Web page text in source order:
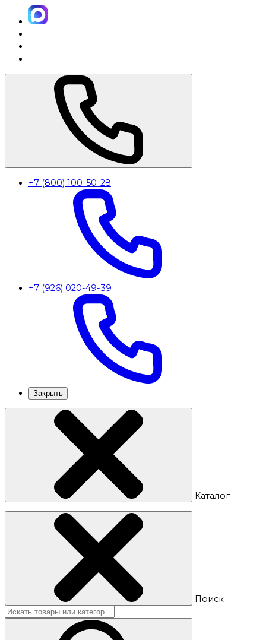
+7 (800) 100-50-28
+7 (926) 020-49-39
Закрыть
Каталог
Поиск